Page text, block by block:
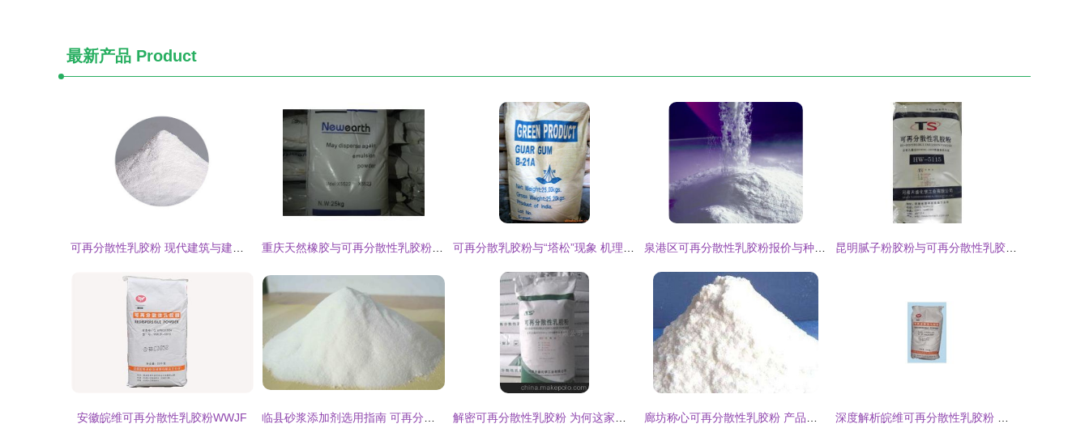
最新产品 Product
安徽皖维可再分散性乳胶粉WWJF